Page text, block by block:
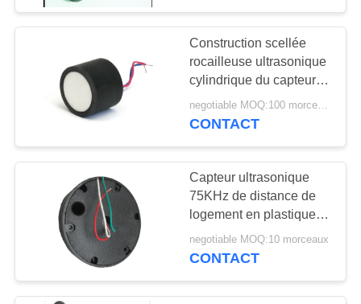
NOUS
VISITE
D'USINE
CONTRÔLE
DE
QUALITÉ
CONTACTEZ-
NOUS
Transducteur
ultrasonique
médical
41
transducteur de
nettoyage
ultrasonique
Construction scellée
rocailleuse ultrasonique
cylindrique du capteur
75KHz de long terme
negotiable MOQ:100 morceaux/morceaux
CONTACT
Capteur ultrasonique
75KHz de distance de
logement en plastique
noir pour le long
détecteur de niveau
negotiable MOQ:10 morceaux
CONTACT